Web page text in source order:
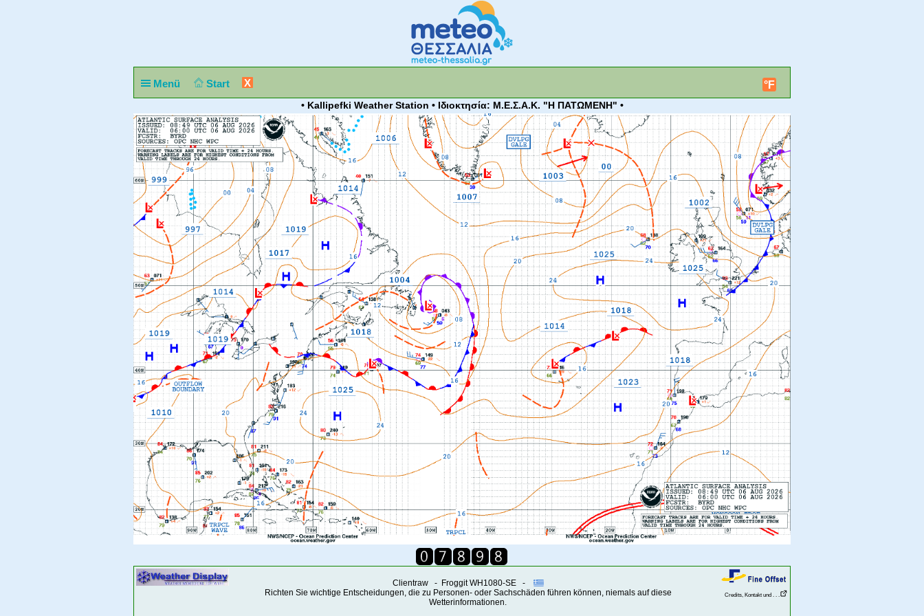
Menü Start X °F
• Kallipefki Weather Station • Ιδιοκτησία: Μ.Ε.Σ.Α.Κ. "Η ΠΑΤΩΜΕΝΗ" •
Clientraw - Froggit WH1080-SE -
Richten Sie wichtige Entscheidungen, die zu Personen- oder Sachschäden führen können, niemals auf diese
Wetterinformationen.
Credits, Kontakt und . . .